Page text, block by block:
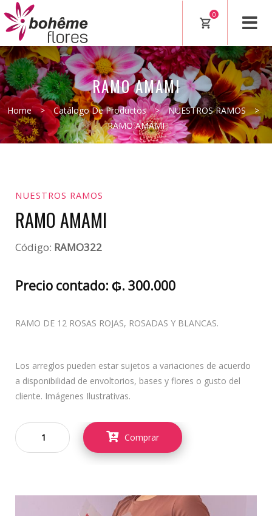
0
RAMO AMAMI
Home > Catálogo De Productos > NUESTROS RAMOS
>
RAMO AMAMI
NUESTROS RAMOS
RAMO AMAMI
Código: RAMO322
Precio contado: ₲. 300.000
RAMO DE 12 ROSAS ROJAS, ROSADAS Y BLANCAS.
Los arreglos pueden estar sujetos a variaciones de acuerdo
a disponibilidad de envoltorios, bases y flores o gusto del
cliente. Imágenes Ilustrativas.
Comprar